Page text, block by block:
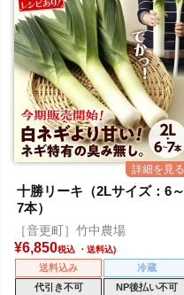
十勝リーキ（2Lサイズ：6～
7本）
［音更町］竹中農場
¥6,850税込
送料込み
冷蔵
代引き不可
NP後払い不可